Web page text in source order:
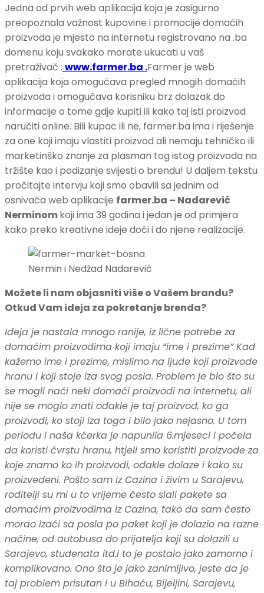
Jedna od prvih web aplikacija koja je zasigurno
preopoznala važnost kupovine i promocije domaćih
proizvoda je mjesto na internetu registrovano na .ba
domenu koju svakako morate ukucati u vaš
pretraživač : www.farmer.ba .Farmer je web
aplikacija koja omogućava pregled mnogih domaćih
proizvoda i omogučava korisniku brz dolazak do
informacije o tome gdje kupiti ili kako taj isti proizvod
naručiti online. Bili kupac ili ne, farmer.ba ima i riješenje
za one koji imaju vlastiti proizvod ali nemaju tehničko ili
marketinško znanje za plasman tog istog proizvoda na
tržište kao i podizanje svijesti o brendu! U daljem tekstu
pročitajte intervju koji smo obavili sa jednim od
osnivača web aplikacije farmer.ba – Nadarević
Nerminomkoji ima 39 godina i jedan je od primjera
kako preko kreativne ideje doći i do njene realizacije.
Nermin i Nedžad Nadarević
Možete li nam objasniti više o Vašem brandu?
Otkud Vam ideja za pokretanje brenda?
Ideja je nastala mnogo ranije, iz lične potrebe za
domaćim proizvodima koji imaju “ime i prezime” Kad
kažemo ime i prezime, mislimo na ljude koji proizvode
hranu i koji stoje iza svog posla. Problem je bio što su
se mogli naći neki domaći proizvodi na internetu, ali
nije se moglo znati odakle je taj proizvod, ko ga
proizvodi, ko stoji iza toga i bilo jako nejasno. U tom
periodu i naša kćerka je napunila 6.mjeseci i počela
da koristi čvrstu hranu, htjeli smo koristiti proizvode za
koje znamo ko ih proizvodi, odakle dolaze i kako su
proizvedeni. Pošto sam iz Cazina i živim u Sarajevu,
roditelji su mi u to vrijeme često slali pakete sa
domaćim proizvodima iz Cazina, tako da sam često
morao izaći sa posla po paket koji je dolazio na razne
načine, od autobusa do prijatelja koji su dolazili u
Sarajevo, studenata itd.i to je postalo jako zamorno i
komplikovano. Ono što je jako zanimljivo, jeste da je
taj problem prisutan i u Bihaću, Bijeljini, Sarajevu,